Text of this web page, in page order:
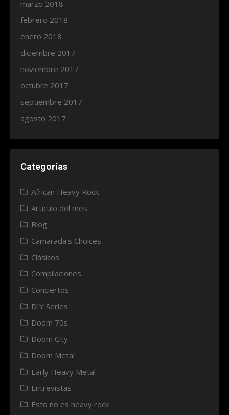
marzo 2018
febrero 2018
enero 2018
diciembre 2017
noviembre 2017
octubre 2017
septiembre 2017
agosto 2017
Categorías
African Heavy Rock
Articulo del mes
Blog
Camarada's Choices
Clásicos
Compilaciones
Conciertos
DIY Series
Doom 70s
Doom City
Doom Metal
Early Heavy Metal
Entrevistas
Esto no es heavy rock